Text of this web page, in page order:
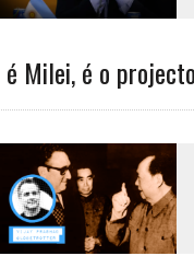
Milei, é o projecto